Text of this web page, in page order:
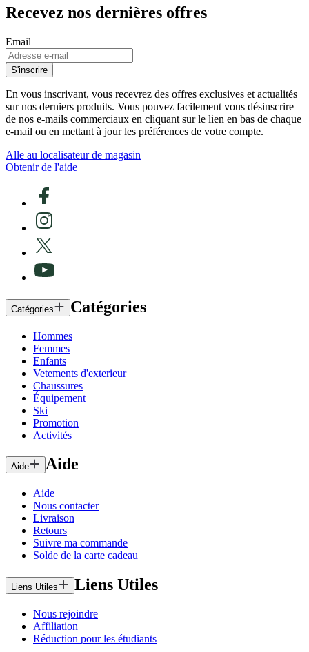
Recevez nos dernières offres
Email
S'inscrire
En vous inscrivant, vous recevrez des offres exclusives et actualités
sur nos derniers produits. Vous pouvez facilement vous désinscrire
de nos e-mails commerciaux en cliquant sur le lien en bas de chaque
e-mail ou en mettant à jour les préférences de votre compte.
Alle au localisateur de magasin
Obtenir de l'aide
Catégories Catégories
Hommes
Femmes
Enfants
Vetements d'exterieur
Chaussures
Équipement
Ski
Promotion
Activités
Aide Aide
Aide
Nous contacter
Livraison
Retours
Suivre ma commande
Solde de la carte cadeau
Liens Utiles Liens Utiles
Nous rejoindre
Affiliation
Réduction pour les étudiants